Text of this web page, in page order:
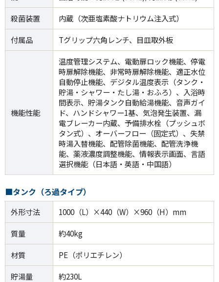
殺菌装置
内蔵（次亜塩素酸ナトリウム注入式）
付属品
Tグリップ六角レンチ、目皿取外板
機能性能
温度管理システム、電動扉ロック機能、停電
時扉解除機能、非常時扉解除機能、適正水位
自動停止機能、デジタル温度表示（タンク・
貯湯・シャワー・たし湯・おふろ）、入浴時
間表示、貯湯タンク自動給湯機能、音声ガイ
ド、ハンドシャワー1基、気泡発生装置、漏
電ブレーカー内蔵、予備排水栓（プッシュボ
タン式）、オーバーフロー（固定式）、失禁
時湯入替機能、配管除菌機能、配管洗浄機
能、薬液濃度調整機能、情報表示画面、言語
選択機能（日本語・英語・中国語）
■タンク（ろ過タイプ）
外形寸法
1000（L）×440（W）×960（H）mm
質量
約40kg
材質
PE（ポリエチレン）
貯湯量
約230L